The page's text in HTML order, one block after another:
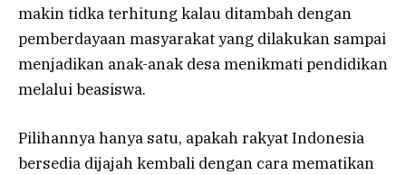
makin tidka terhitung kalau ditambah dengan
pemberdayaan masyarakat yang dilakukan sampai
menjadikan anak-anak desa menikmati pendidikan
melalui beasiswa.
Pilihannya hanya satu, apakah rakyat Indonesia
bersedia dijajah kembali dengan cara mematikan